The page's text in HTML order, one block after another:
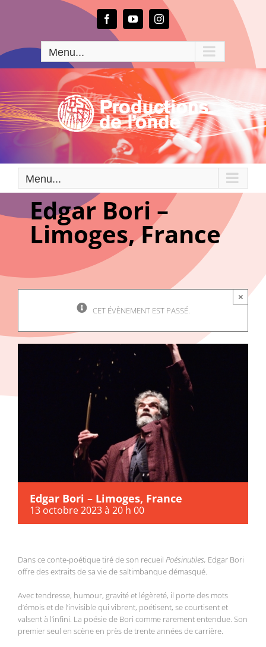
FacebookYouTubeInstagram
Menu...
Menu...
Edgar Bori –
Limoges, France
CET ÉVÈNEMENT EST PASSÉ.
×
Edgar Bori – Limoges, France
13 octobre 2023 à 20 h 00
Dans ce conte-poétique tiré de son recueil Poésinutiles, Edgar Bori
offre des extraits de sa vie de saltimbanque démasqué.
Avec tendresse, humour, gravité et légèreté, il porte des mots
d’émois et de l’invisible qui vibrent, poétisent, se courtisent et
valsent à l’infini. La poésie de Bori comme rarement entendue. Son
premier seul en scène en près de trente années de carrière.